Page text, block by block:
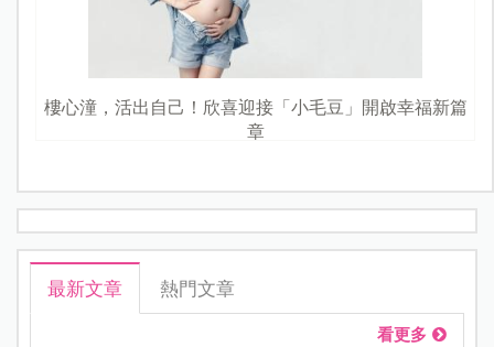
樓心潼，活出自己！欣喜迎接「小毛豆」開啟幸福新篇
章
最新文章 熱門文章
看更多